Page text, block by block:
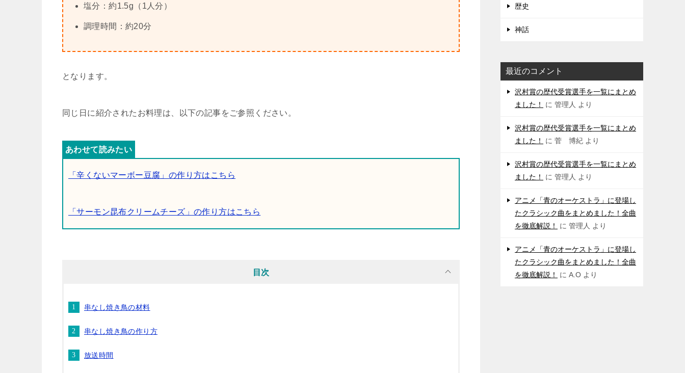
塩分：約1.5g（1人分）
調理時間：約20分
となります。
同じ日に紹介されたお料理は、以下の記事をご参照ください。
「辛くないマーボー豆腐」の作り方はこちら
「サーモン昆布クリームチーズ」の作り方はこちら
目次
串なし焼き鳥の材料
串なし焼き鳥の作り方
放送時間
歴史
神話
最近のコメント
沢村賞の歴代受賞選手を一覧にまとめ
ました！
に 管理人 より
沢村賞の歴代受賞選手を一覧にまとめ
ました！
に 菅 博紀 より
沢村賞の歴代受賞選手を一覧にまとめ
ました！
に 管理人 より
アニメ「青のオーケストラ」に登場し
たクラシック曲をまとめました！全曲
を徹底解説！
に 管理人 より
アニメ「青のオーケストラ」に登場し
たクラシック曲をまとめました！全曲
を徹底解説！
に A.O より